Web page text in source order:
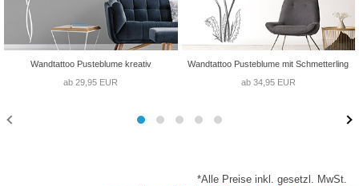
Wandtattoo Pusteblume kreativ
ab 29,95 EUR
Wandtattoo Pusteblume mit Schmetterling
ab 34,95 EUR
*Alle Preise inkl. gesetzl. MwSt.